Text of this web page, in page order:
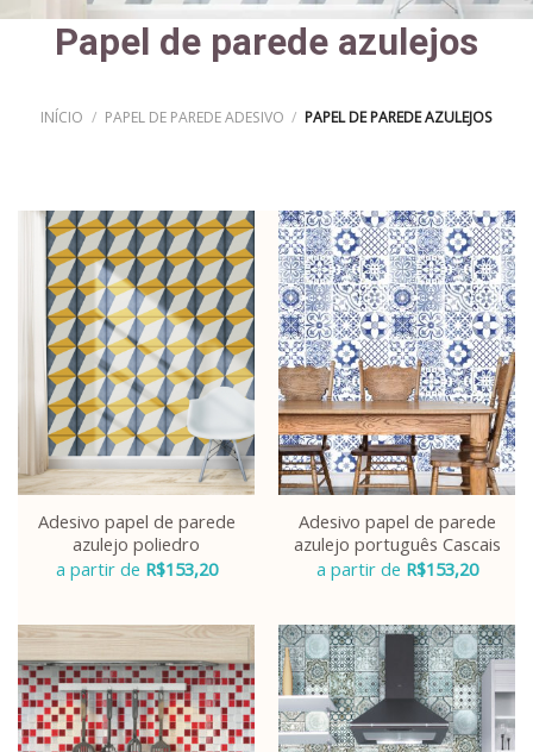
Papel de parede azulejos
INÍCIO / PAPEL DE PAREDE ADESIVO / PAPEL DE PAREDE AZULEJOS
Adesivo papel de parede
azulejo poliedro
a partir de R$153,20
Adesivo papel de parede
azulejo português Cascais
a partir de R$153,20